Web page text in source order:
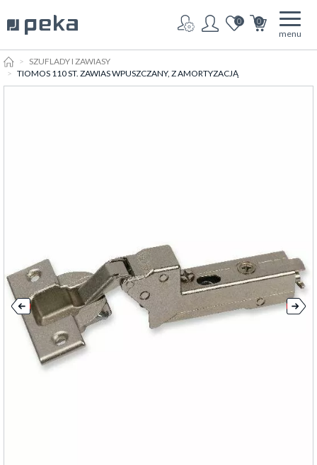
0 0
menu
HOMESZUFLADY I ZAWIASY
TIOMOS 110 ST. ZAWIAS WPUSZCZANY, Z AMORTYZACJĄ